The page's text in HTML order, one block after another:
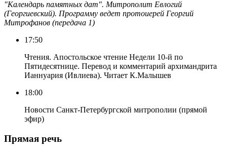
"Календарь памятных дат". Митрополит Евлогий
(Георгиевский). Программу ведет протоиерей Георгий
Митрофанов (передача 1)
17:50
Чтения. Апостольское чтение Недели 10-й по
Пятидесятнице. Перевод и комментарий архимандрита
Ианнуария (Ивлиева). Читает К.Малышев
18:00
Новости Санкт-Петербургской митрополии (прямой
эфир)
Прямая речь